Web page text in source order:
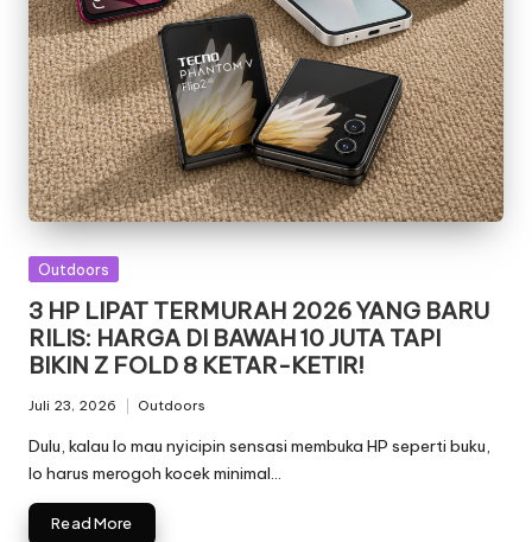
Posted
Outdoors
3 HP LIPAT TERMURAH 2026 YANG BARU
RILIS: HARGA DI BAWAH 10 JUTA TAPI
BIKIN Z FOLD 8 KETAR-KETIR!
Juli 23, 2026
in
Outdoors
Dulu, kalau lo mau nyicipin sensasi membuka HP seperti buku,
lo harus merogoh kocek minimal…
Read More